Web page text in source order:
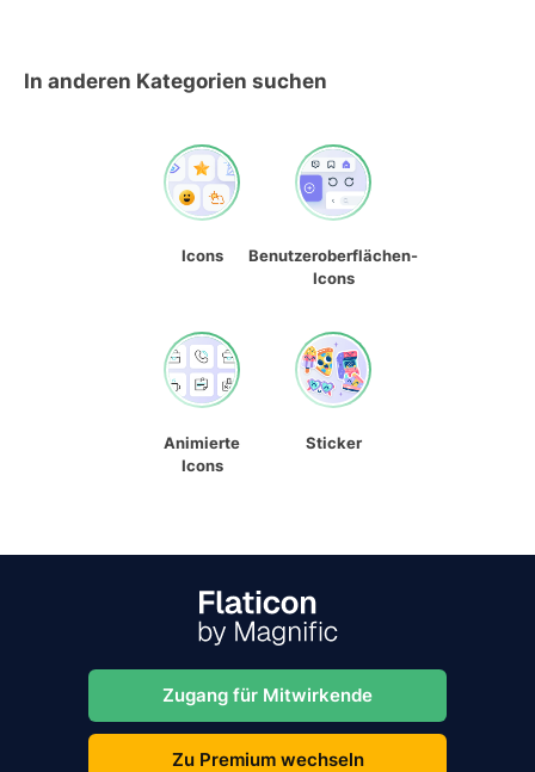
In anderen Kategorien suchen
Icons
Benutzeroberflächen-
Icons
Animierte
Icons
Sticker
Zugang für Mitwirkende
Zu Premium wechseln